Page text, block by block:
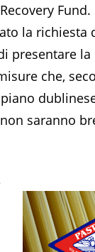
la richiesta
presentare
che,
saranno